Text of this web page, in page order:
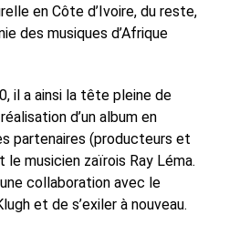
en Côte d’Ivoire, du reste,
des musiques d’Afrique
il a ainsi la tête pleine de
d’un album en
partenaires (producteurs et
le musicien zaïrois Ray Léma.
collaboration avec le
et de s’exiler à nouveau.